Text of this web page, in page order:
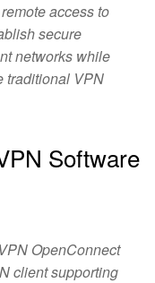
access to
secure
networks while
traditional VPN
Software
OpenConnect
client supporting